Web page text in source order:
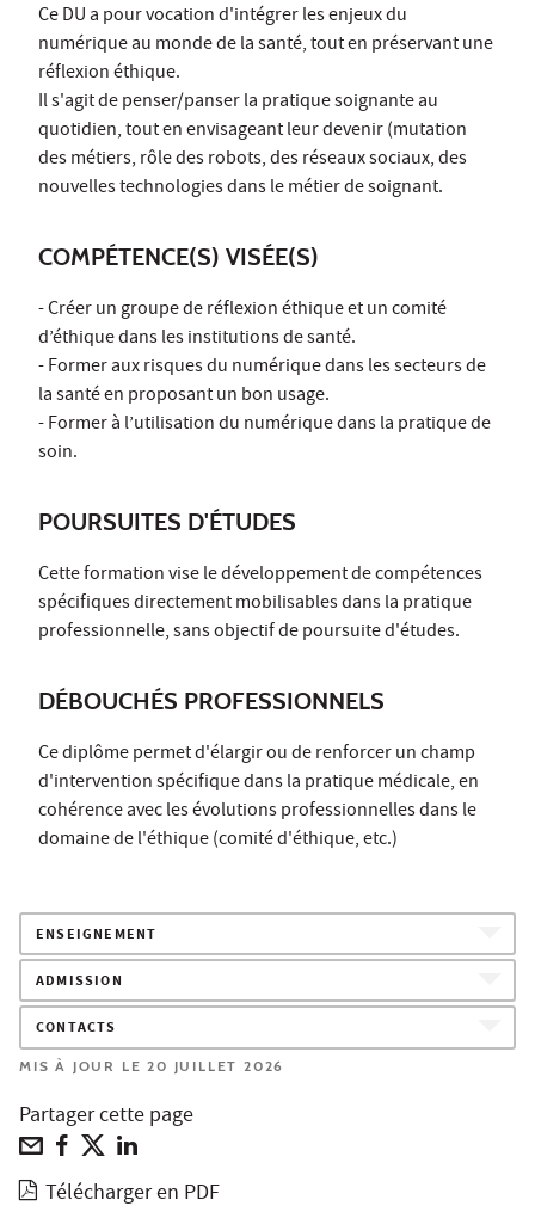
Ce DU a pour vocation d'intégrer les enjeux du
numérique au monde de la santé, tout en préservant une
réflexion éthique.
Il s'agit de penser/panser la pratique soignante au
quotidien, tout en envisageant leur devenir (mutation
des métiers, rôle des robots, des réseaux sociaux, des
nouvelles technologies dans le métier de soignant.
COMPÉTENCE(S) VISÉE(S)
- Créer un groupe de réflexion éthique et un comité
d’éthique dans les institutions de santé.
- Former aux risques du numérique dans les secteurs de
la santé en proposant un bon usage.
- Former à l’utilisation du numérique dans la pratique de
soin.
POURSUITES D'ÉTUDES
Cette formation vise le développement de compétences
spécifiques directement mobilisables dans la pratique
professionnelle, sans objectif de poursuite d'études.
DÉBOUCHÉS PROFESSIONNELS
Ce diplôme permet d'élargir ou de renforcer un champ
d'intervention spécifique dans la pratique médicale, en
cohérence avec les évolutions professionnelles dans le
domaine de l'éthique (comité d'éthique, etc.)
ENSEIGNEMENT
ADMISSION
CONTACTS
MIS À JOUR LE 20 JUILLET 2026
Partager cette page
Télécharger en PDF